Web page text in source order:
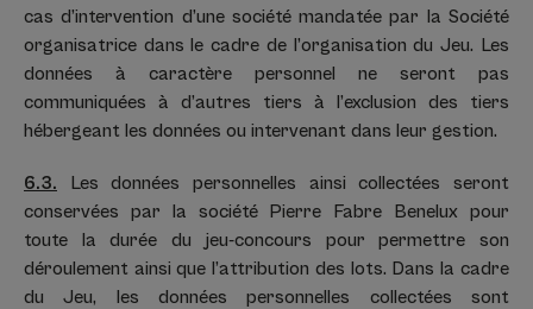
cas d’intervention d’une société mandatée par la Société
organisatrice dans le cadre de l’organisation du Jeu. Les
données à caractère personnel ne seront pas
communiquées à d’autres tiers à l’exclusion des tiers
hébergeant les données ou intervenant dans leur gestion.
6.3. Les données personnelles ainsi collectées seront
conservées par la société Pierre Fabre Benelux pour
toute la durée du jeu-concours pour permettre son
déroulement ainsi que l’attribution des lots. Dans la cadre
du Jeu, les données personnelles collectées sont